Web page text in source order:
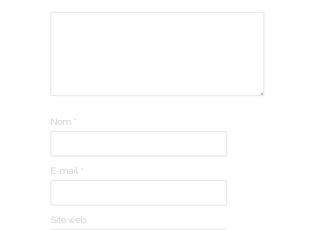
Nom *
E-mail *
Site web